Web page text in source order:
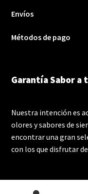
Envíos
Métodos de pago
Garantía Sabor a
Nuestra intención es
olores y sabores de
encontrar una gran
con los que disfrutar